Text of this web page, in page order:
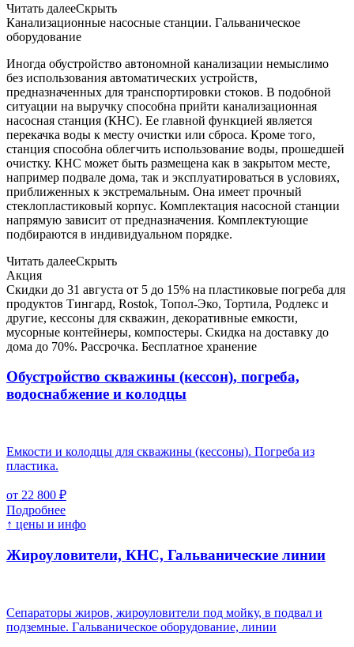
Читать далееСкрыть
Канализационные насосные станции. Гальваническое
оборудование
Иногда обустройство автономной канализации немыслимо
без использования автоматических устройств,
предназначенных для транспортировки стоков. В подобной
ситуации на выручку способна прийти канализационная
насосная станция (КНС). Ее главной функцией является
перекачка воды к месту очистки или сброса. Кроме того,
станция способна облегчить использование воды, прошедшей
очистку. КНС может быть размещена как в закрытом месте,
например подвале дома, так и эксплуатироваться в условиях,
приближенных к экстремальным. Она имеет прочный
стеклопластиковый корпус. Комплектация насосной станции
напрямую зависит от предназначения. Комплектующие
подбираются в индивидуальном порядке.
Читать далееСкрыть
Акция
Скидки до 31 августа от 5 до 15% на пластиковые погреба для
продуктов Тингард, Rostok, Топол-Эко, Тортила, Родлекс и
другие, кессоны для скважин, декоративные емкости,
мусорные контейнеры, компостеры. Скидка на доставку до
дома до 70%. Рассрочка. Бесплатное хранение
Обустройство скважины (кессон), погреба,
водоснабжение и колодцы
Емкости и колодцы для скважины (кессоны). Погреба из
пластика.
от 22 800 ₽
Подробнее
↑ цены и инфо
Жироуловители, КНС, Гальванические линии
Сепараторы жиров, жироуловители под мойку, в подвал и
подземные. Гальваническое оборудование, линии